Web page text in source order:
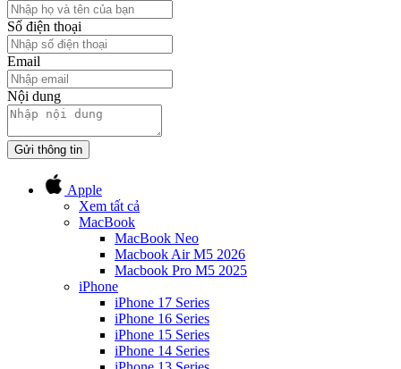
Số điện thoại
Email
Nội dung
Gửi thông tin
Apple
Xem tất cả
MacBook
MacBook Neo
Macbook Air M5 2026
Macbook Pro M5 2025
iPhone
iPhone 17 Series
iPhone 16 Series
iPhone 15 Series
iPhone 14 Series